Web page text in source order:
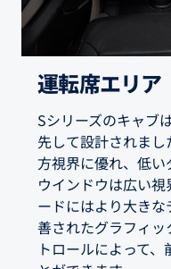
運転席エリア
Sシリーズのキャブ
先して設計されま
方視界に優れ、低
ウインドウは広い
ードにはより大き
善されたグラフィ
トロールによって